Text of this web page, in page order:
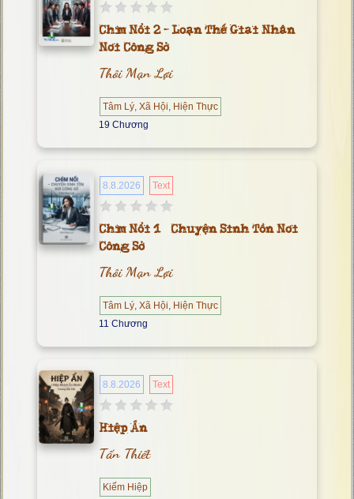
Chìm Nổi 2 - Loạn Thế Giai Nhân
Nơi Công Sở
Thôi Mạn Lợi
Tâm Lý, Xã Hội, Hiện Thực
19 Chương
8.8.2026 Text
Chìm Nổi 1– Chuyện Sinh Tồn Nơi
Công Sở
Thôi Mạn Lợi
Tâm Lý, Xã Hội, Hiện Thực
11 Chương
8.8.2026 Text
Hiệp Ẩn
Tấn Thiết
Kiếm Hiệp